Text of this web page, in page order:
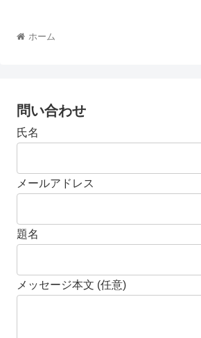
ホーム
問い合わせ
氏名
メールアドレス
題名
メッセージ本文 (任意)